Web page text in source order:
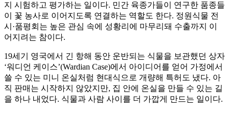
지 시험하고 평가하는 일이다. 민간 육종가들이 연구한 품종들
이 꽃 농사로 이어지도록 연결하는 역할도 한다. 정원식물 전
시·품평회는 높은 관심 속에 성황리에 마무리돼 수출까지 이
어지려는 참이다.
19세기 영국에서 긴 항해 동안 운반되는 식물을 보관했던 상자
‘워디언 케이스’(Wardian Case)에서 아이디어를 얻어 가정에서
쓸 수 있는 미니 온실처럼 현대식으로 개량해 특허도 냈다. 아
직 판매는 시작하지 않았지만, 집 안에 온실을 만들 수 있는 길
을 하나 내었다. 식물과 사람 사이를 더 가깝게 만드는 일이다.